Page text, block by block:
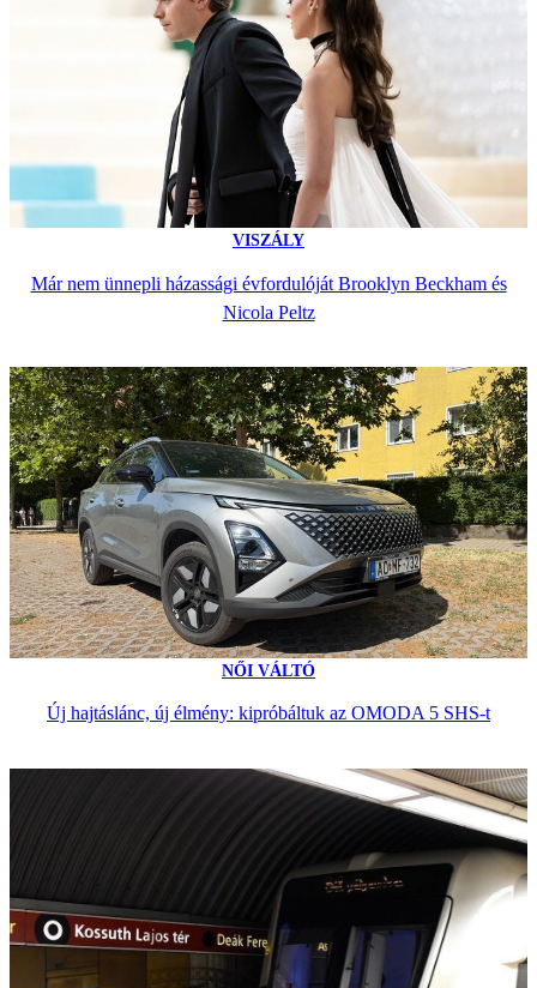
VISZÁLY
Már nem ünnepli házassági évfordulóját Brooklyn Beckham és
Nicola Peltz
NŐI VÁLTÓ
Új hajtáslánc, új élmény: kipróbáltuk az OMODA 5 SHS-t